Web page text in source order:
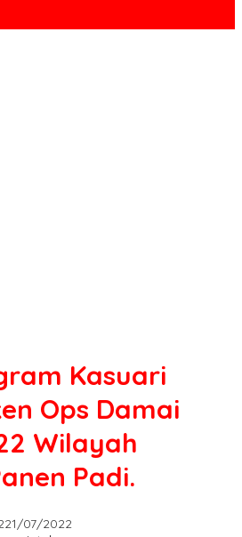
Kasuari
Ops Damai
Wilayah
Padi.
21/07/2022